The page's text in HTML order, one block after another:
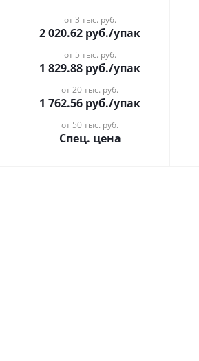
от 3 тыс. руб.
2 020.62 руб./упак
от 5 тыс. руб.
1 829.88 руб./упак
от 20 тыс. руб.
1 762.56 руб./упак
от 50 тыс. руб.
Спец. цена